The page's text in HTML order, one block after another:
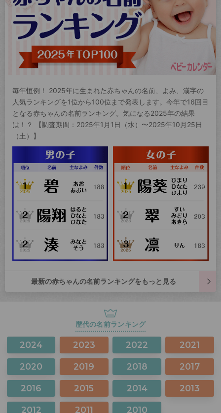
毎年恒例！ 2025年に生まれた赤ちゃんの名前、よみ、漢字の
人気ランキングを1位から100位まで発表します。今年で16回目
となる赤ちゃんの名前ランキング。気になる2025年の結果
は！？ 【調査期間：2025年1月1日（水）〜2025年10月25日
（土）】
最新の赤ちゃんの名前ランキングをもっと見る
歴代の名前ランキング
2024 2023 2022 2021
2020 2019 2018 2017
2016 2015 2014 2013
2012 2011 2010